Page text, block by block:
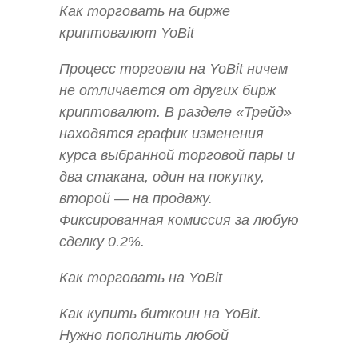
Как торговать на бирже
криптовалют YoBit
Процесс торговли на YoBit ничем
не отличается от других бирж
криптовалют. В разделе «Трейд»
находятся график изменения
курса выбранной торговой пары и
два стакана, один на покупку,
второй — на продажу.
Фиксированная комиссия за любую
сделку 0.2%.
Как торговать на YoBit
Как купить биткоин на YoBit.
Нужно пополнить любой